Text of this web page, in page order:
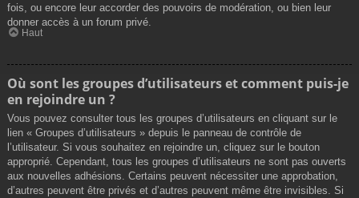
fois, ou encore leur accorder des pouvoirs de modération, ou bien leur
donner accès à un forum privé.
Haut
Où sont les groupes d’utilisateurs et comment puis-je
en rejoindre un ?
Vous pouvez consulter tous les groupes d’utilisateurs en cliquant sur le
lien « Groupes d’utilisateurs » depuis le panneau de contrôle de
l’utilisateur. Si vous souhaitez en rejoindre un, cliquez sur le bouton
approprié. Cependant, tous les groupes d’utilisateurs ne sont pas ouverts
aux nouvelles adhésions. Certains peuvent nécessiter une approbation,
d’autres peuvent être privés et d’autres peuvent même être invisibles. Si